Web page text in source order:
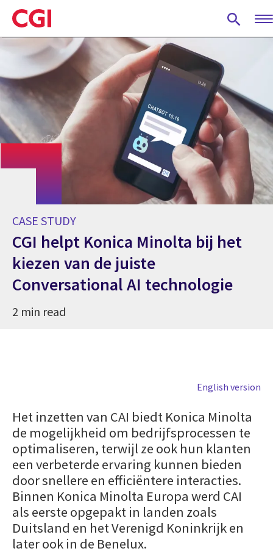
Skip
to
main
content
CASE STUDY
CGI helpt Konica Minolta bij het
kiezen van de juiste
Conversational AI technologie
2 min read
English version
Het inzetten van CAI biedt Konica Minolta
de mogelijkheid om bedrijfsprocessen te
optimaliseren, terwijl ze ook hun klanten
een verbeterde ervaring kunnen bieden
door snellere en efficiëntere interacties.
Binnen Konica Minolta Europa werd CAI
als eerste opgepakt in landen zoals
Duitsland en het Verenigd Koninkrijk en
later ook in de Benelux.